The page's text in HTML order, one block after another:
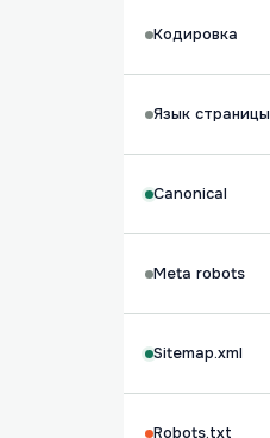
Кодировка
Язык страницы
Canonical
Meta robots
Sitemap.xml
Robots.txt